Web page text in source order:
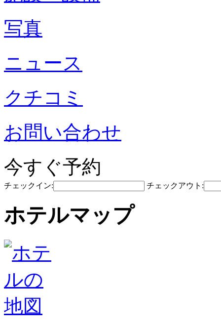
写真
ニュース
クチコミ
お問い合わせ
今すぐ予約
チェックイン: チェックアウト:
ホテルマップ